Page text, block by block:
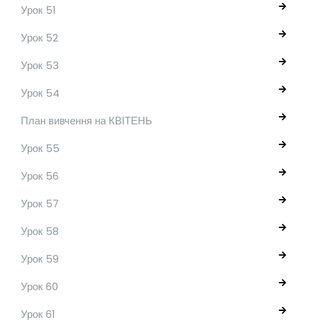
Урок 51
Урок 52
Урок 53
Урок 54
План вивчення на КВІТЕНЬ
Урок 55
Урок 56
Урок 57
Урок 58
Урок 59
Урок 60
Урок 61